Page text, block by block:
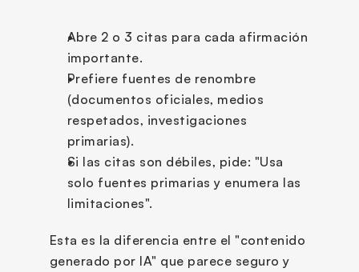
Abre 2 o 3 citas para cada afirmación
importante.
Prefiere fuentes de renombre
(documentos oficiales, medios
respetados, investigaciones
primarias).
Si las citas son débiles, pide: "Usa
solo fuentes primarias y enumera las
limitaciones".
Esta es la diferencia entre el "contenido
generado por IA" que parece seguro y